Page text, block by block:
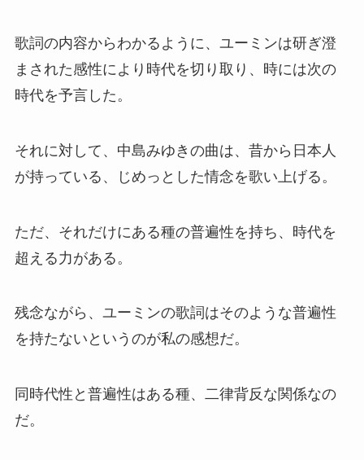
歌詞の内容からわかるように、ユーミンは研ぎ澄
まされた感性により時代を切り取り、時には次の
時代を予言した。
それに対して、中島みゆきの曲は、昔から日本人
が持っている、じめっとした情念を歌い上げる。
ただ、それだけにある種の普遍性を持ち、時代を
超える力がある。
残念ながら、ユーミンの歌詞はそのような普遍性
を持たないというのが私の感想だ。
同時代性と普遍性はある種、二律背反な関係なの
だ。